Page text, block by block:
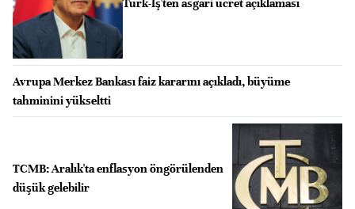
Türk-İş'ten asgari ücret açıklaması
Avrupa Merkez Bankası faiz kararını açıkladı, büyüme
tahminini yükseltti
TCMB: Aralık'ta enflasyon öngörülenden
düşük gelebilir